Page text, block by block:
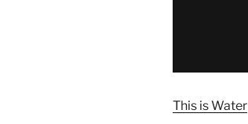
This is Water